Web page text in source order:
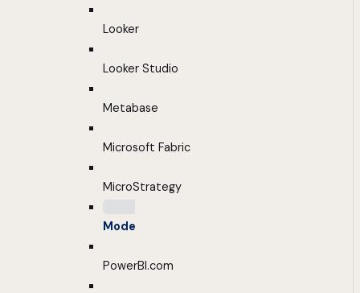
Looker
Looker Studio
Metabase
Microsoft Fabric
MicroStrategy
Mode
PowerBI.com